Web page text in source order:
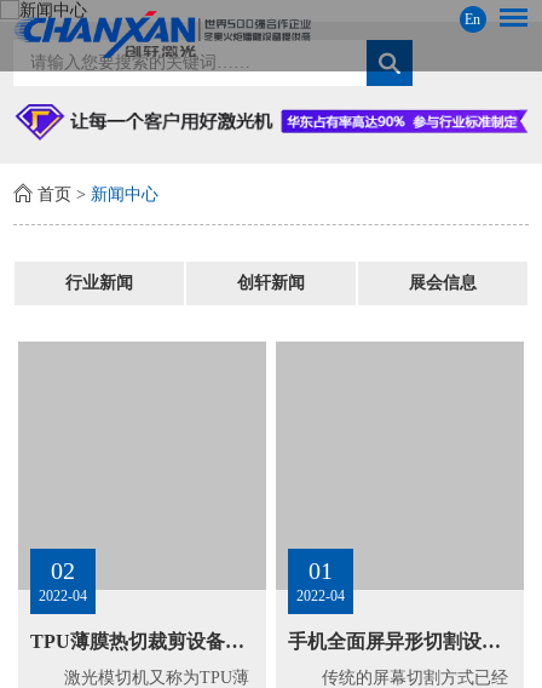
En
首页 > 新闻中心
行业新闻 创轩新闻 展会信息
02
2022-04
TPU薄膜热切裁剪设备—薄膜激光切割机
激光模切机又称为TPU薄
01
2022-04
手机全面屏异形切割设备——屏幕面板激光切割机
传统的屏幕切割方式已经